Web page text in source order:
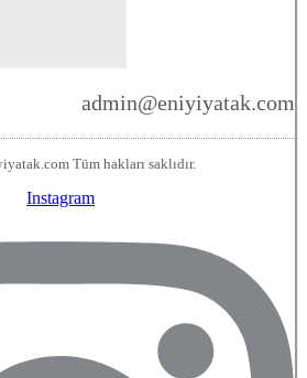
admin@eniyiyatak.com
Tüm hakları saklıdır.
Instagram